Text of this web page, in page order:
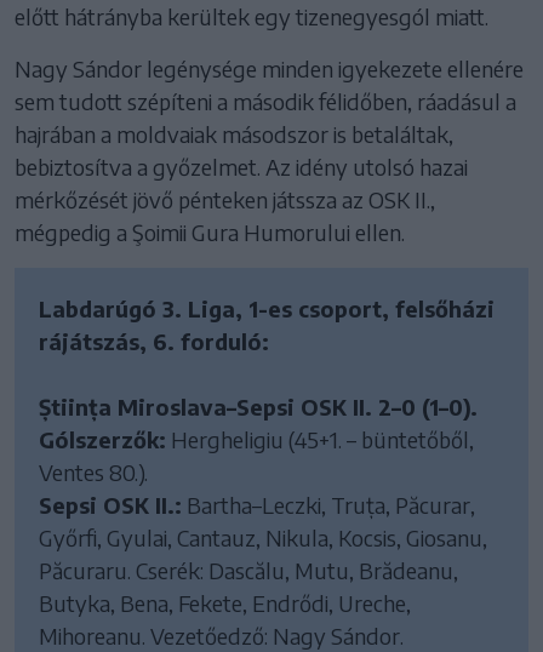
előtt hátrányba kerültek egy tizenegyesgól miatt.
Nagy Sándor legénysége minden igyekezete ellenére
sem tudott szépíteni a második félidőben, ráadásul a
hajrában a moldvaiak másodszor is betaláltak,
bebiztosítva a győzelmet. Az idény utolsó hazai
mérkőzését jövő pénteken játssza az OSK II.,
mégpedig a Şoimii Gura Humorului ellen.
Labdarúgó 3. Liga, 1-es csoport, felsőházi
rájátszás, 6. forduló:
Știința Miroslava–Sepsi OSK II. 2–0 (1–0).
Gólszerzők: Hergheligiu (45+1. – büntetőből,
Ventes 80.).
Sepsi OSK II.: Bartha–Leczki, Truța, Păcurar,
Győrfi, Gyulai, Cantauz, Nikula, Kocsis, Giosanu,
Păcuraru. Cserék: Dascălu, Mutu, Brădeanu,
Butyka, Bena, Fekete, Endrődi, Ureche,
Mihoreanu. Vezetőedző: Nagy Sándor.